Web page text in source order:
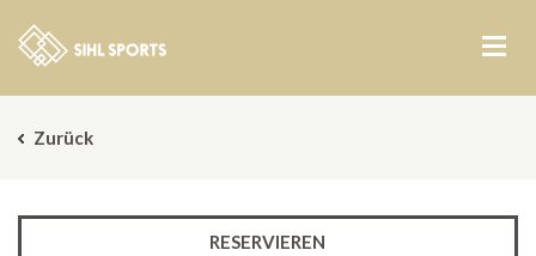
Zurück
RESERVIEREN